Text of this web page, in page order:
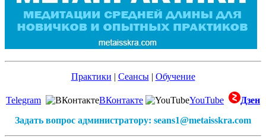
Практики | Сеансы| Обучение
Telegram ВКонтакте YouTube
Дзен
Задать вопрос администратору: seans1@metaisskra.com